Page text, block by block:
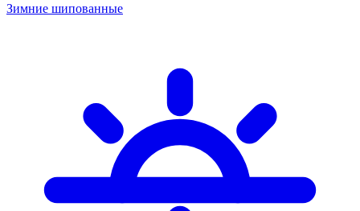
Зимние шипованные